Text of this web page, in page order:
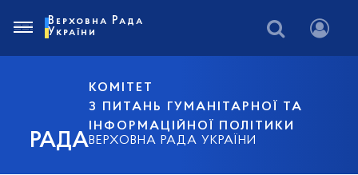
РАДА
КОМІТЕТ
З ПИТАНЬ ГУМАНІТАРНОЇ ТА
ІНФОРМАЦІЙНОЇ ПОЛІТИКИ
ВЕРХОВНА РАДА УКРАЇНИ
Верховна Рада
України